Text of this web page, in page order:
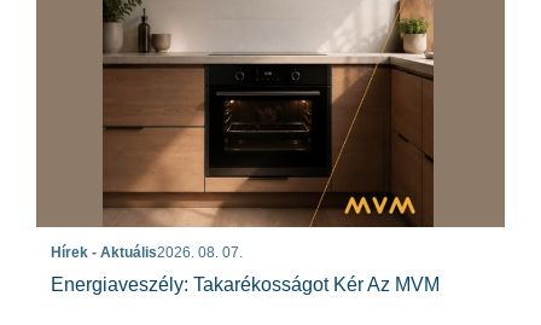
Hírek - Aktuális2026. 08. 07.
Energiaveszély: Takarékosságot Kér Az MVM